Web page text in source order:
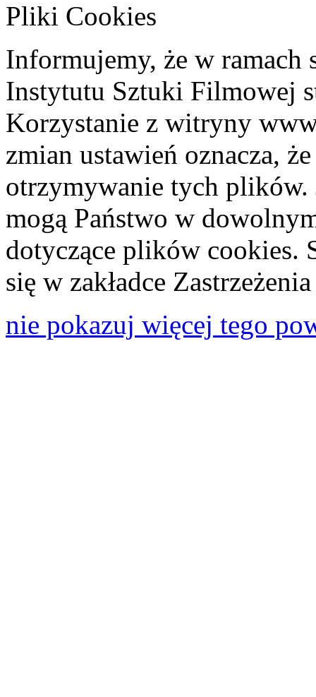
Pliki Cookies
Informujemy, że w ramach
Instytutu Sztuki Filmowej
Korzystanie z witryny
zmian ustawień oznacza,
otrzymywanie tych plików.
mogą Państwo w
dotyczące plików cookies.
się w zakładce
nie pokazuj więcej tego